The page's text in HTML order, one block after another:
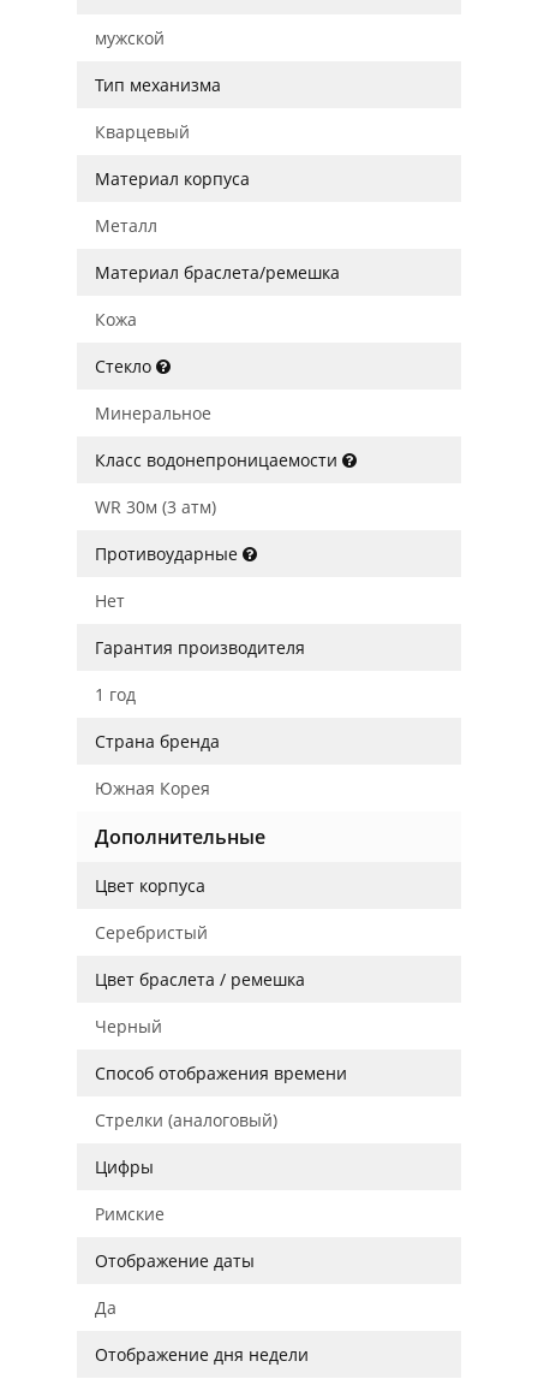
мужской
Тип механизма
Кварцевый
Материал корпуса
Металл
Материал браслета/ремешка
Кожа
Стекло
Минеральное
Класс водонепроницаемости
WR 30м (3 атм)
Противоударные
Нет
Гарантия производителя
1 год
Страна бренда
Южная Корея
Дополнительные
Цвет корпуса
Серебристый
Цвет браслета / ремешка
Черный
Способ отображения времени
Стрелки (аналоговый)
Цифры
Римские
Отображение даты
Да
Отображение дня недели